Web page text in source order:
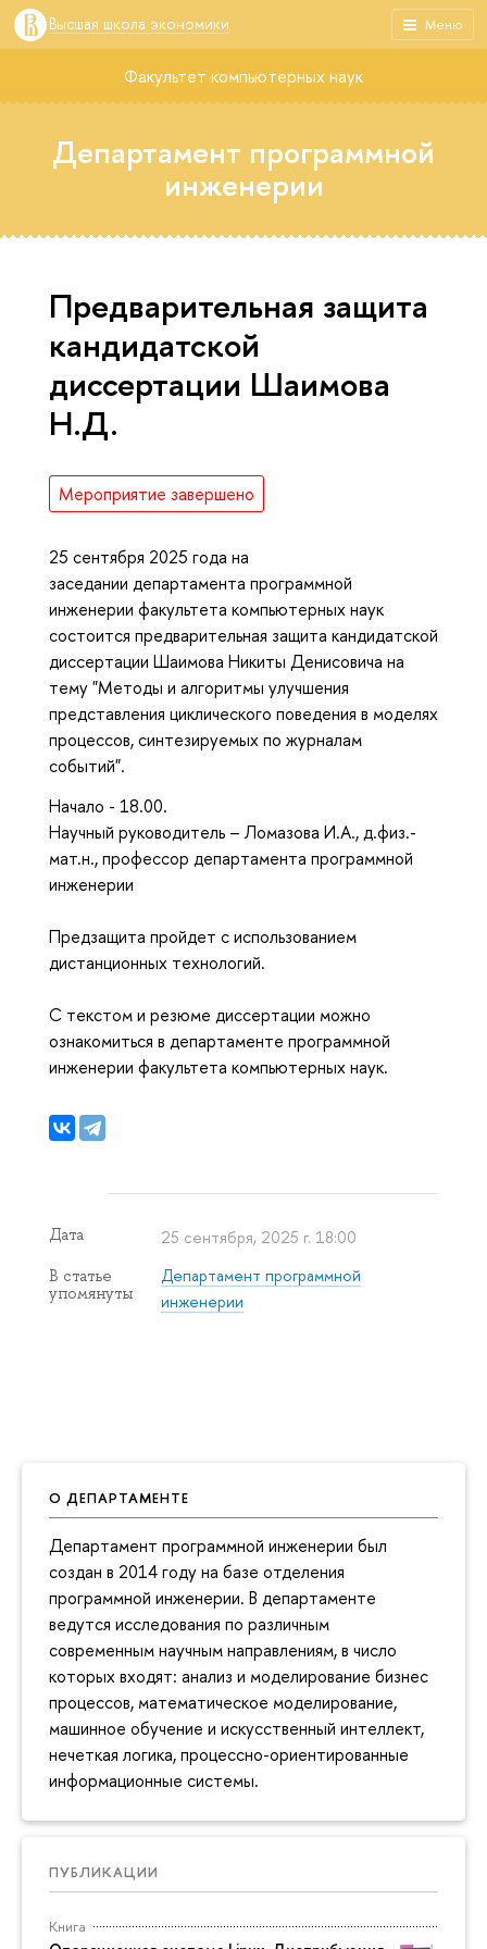
Меню
Высшая школа экономики
О ДЕПАРТАМЕНТЕ
Департамент программной инженерии был
создан в 2014 году на базе отделения
программной инженерии. В департаменте
ведутся исследования по различным
современным научным направлениям, в число
которых входят: анализ и моделирование бизнес
процессов, математическое моделирование,
машинное обучение и искусственный интеллект,
нечеткая логика, процессно-ориентированные
информационные системы.
ПУБЛИКАЦИИ
Книга
Факультет компьютерных наук
Департамент программной
инженерии
Предварительная защита
кандидатской
диссертации Шаимова
Н.Д.
Мероприятие завершено
25 сентября 2025 года на
заседании департамента программной
инженерии факультета компьютерных наук
состоится предварительная защита кандидатской
диссертации Шаимова Никиты Денисовича на
тему "Методы и алгоритмы улучшения
представления циклического поведения в моделях
процессов, синтезируемых по журналам
событий".
Начало - 18.00.
Научный руководитель – Ломазова И.А., д.физ.-
мат.н., профессор департамента программной
инженерии
Предзащита пройдет с использованием
дистанционных технологий.
С текстом и резюме диссертации можно
ознакомиться в департаменте программной
инженерии факультета компьютерных наук.
Дата 25 сентября, 2025 г. 18:00
В статье
упомянуты
Департамент программной
инженерии